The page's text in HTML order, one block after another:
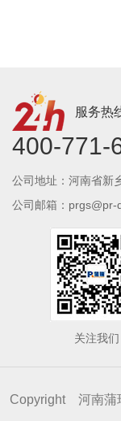
服务热
400-771-
公司地址：河南省新
公司邮箱：prgs@pr-
关注我们
Copyright 河南蒲